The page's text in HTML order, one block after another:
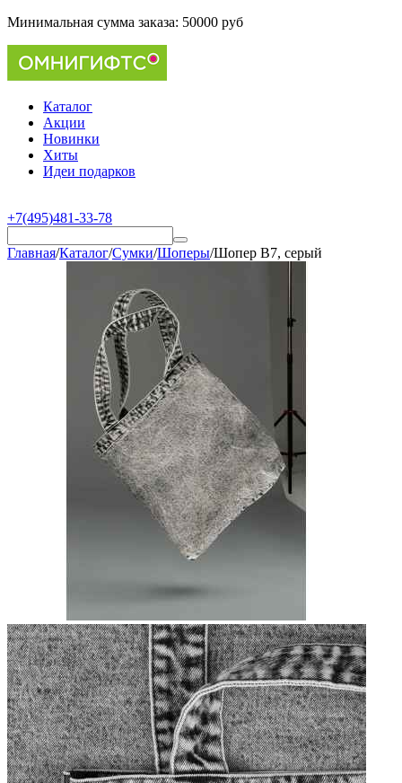
Минимальная сумма заказа: 50000 руб
Каталог
Акции
Новинки
Хиты
Идеи подарков
+7(495)481-33-78
Главная/Каталог/Сумки/Шоперы/Шопер B7, серый